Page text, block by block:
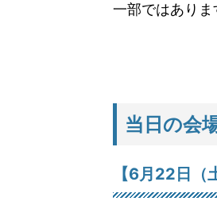
一部ではありま
当日の会
【6月22日（